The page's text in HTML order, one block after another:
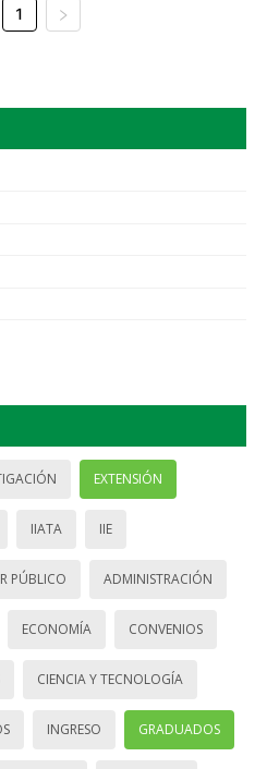
1
EXTENSIÓN
IIATA IIE
PÚBLICO ADMINISTRACIÓN
ECONOMÍA CONVENIOS
CIENCIA Y TECNOLOGÍA
INGRESO GRADUADOS